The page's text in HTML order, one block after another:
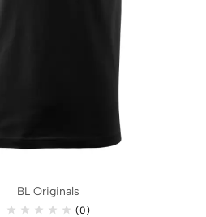
BL Originals
(0)